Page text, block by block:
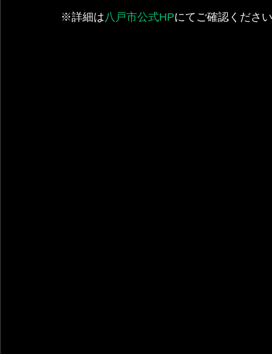
※詳細は八戸市公式HPにてご確認くださ